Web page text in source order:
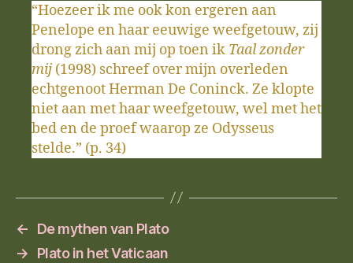
“Hoezeer ik me ook kon ergeren aan
Penelope en haar eeuwige weefgetouw, zij
drong zich aan mij op toen ik Taal zonder
mij (1998) schreef over mijn overleden
echtgenoot Herman De Coninck. Ze klopte
niet aan met haar weefgetouw, wel met het
bed en de proef waarop ze Odysseus
stelde.” (p. 34)
←
De mythen van Plato
→
Plato in het Vaticaan